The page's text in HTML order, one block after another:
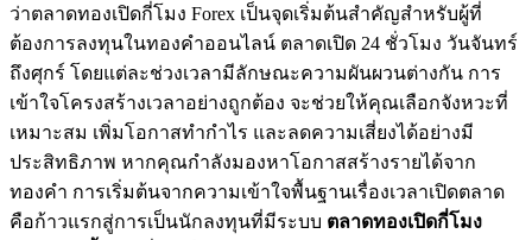
ว่าตลาดทองเปิดกี่โมง Forex เป็นจุดเริ่มต้นสำคัญสำหรับผู้ที่
ต้องการลงทุนในทองคำออนไลน์ ตลาดเปิด 24 ชั่วโมง วันจันทร์
ถึงศุกร์ โดยแต่ละช่วงเวลามีลักษณะความผันผวนต่างกัน การ
เข้าใจโครงสร้างเวลาอย่างถูกต้อง จะช่วยให้คุณเลือกจังหวะที่
เหมาะสม เพิ่มโอกาสทำกำไร และลดความเสี่ยงได้อย่างมี
ประสิทธิภาพ หากคุณกำลังมองหาโอกาสสร้างรายได้จาก
ทองคำ การเริ่มต้นจากความเข้าใจพื้นฐานเรื่องเวลาเปิดตลาด
คือก้าวแรกสู่การเป็นนักลงทุนที่มีระบบ ตลาดทองเปิดกี่โมง